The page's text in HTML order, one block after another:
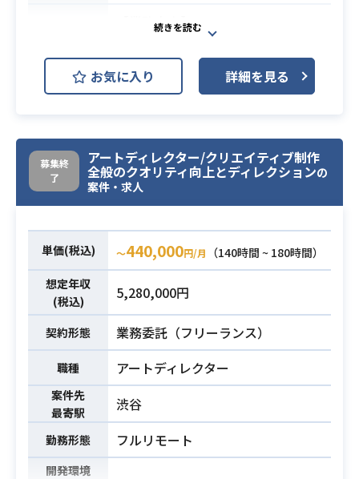
ョン（キャラクターモデル）1年以上
・セルルックキャラクターモデル・
衣装の3D制作ディレクション経験
【業務内容】
①クリエイティブプランナー
デジタルマーケティングにおける広
告クリエイティブの企画・設計から
データ分析と柔軟な発想を掛け合わ
せ、成果の出る施策を生み出し、サ
ービスの成長を加速させる役割で
す。
プト企画から、社内デザイナー・マ
ーケターとの協働による広告グラフ
にトレンド調査や効果測定まで幅広
く関わっていただきます。
・社内での広告クリエイティブ制作
のディレクション
└コンテンツ・ユーザーインサイト
の分析
└ラフの制作
└ターゲット・メッセージ・検証要
素などの整理
お気に入り 詳細を見る
募集終
了
アートディレクター/クリエイティブ制作
全般のクオリティ向上とディレクションの
案件・求人
単価(税込) 〜440,000円/月
（140時間 ~ 180時間）
想定年収
(税込)
5,280,000円
契約形態 業務委託（フリーランス）
職種 アートディレクター
案件先
最寄駅
渋谷
勤務形態 フルリモート
開発環境